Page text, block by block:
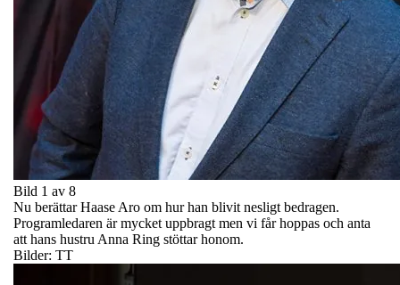
Bild 1 av 8
Nu berättar Haase Aro om hur han blivit nesligt bedragen.
Programledaren är mycket uppbragt men vi får hoppas och anta
att hans hustru Anna Ring stöttar honom.
Bilder: TT